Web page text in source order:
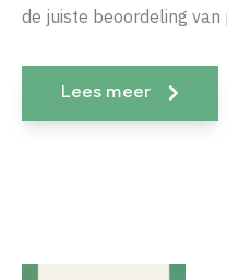
de juiste beoordeling van
Lees meer